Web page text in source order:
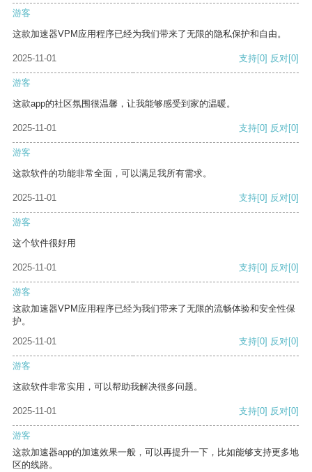
游客
这款加速器VPM应用程序已经为我们带来了无限的隐私保护和自由。
2025-11-01 支持[0] 反对[0]
游客
这款app的社区氛围很温馨，让我能够感受到家的温暖。
2025-11-01 支持[0] 反对[0]
游客
这款软件的功能非常全面，可以满足我所有需求。
2025-11-01 支持[0] 反对[0]
游客
这个软件很好用
2025-11-01 支持[0] 反对[0]
游客
这款加速器VPM应用程序已经为我们带来了无限的流畅体验和安全性保
护。
2025-11-01
支持[0] 反对[0]
游客
这款软件非常实用，可以帮助我解决很多问题。
2025-11-01 支持[0] 反对[0]
游客
这款加速器app的加速效果一般，可以再提升一下，比如能够支持更多地
区的线路。